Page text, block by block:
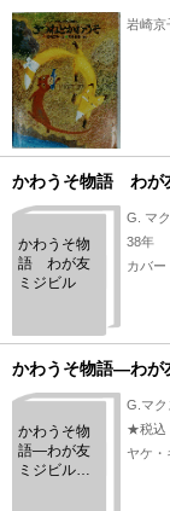
岩崎京
かわうそ物語 わが
かわうそ物
語 わが友
ミジビル
G. マ
38年
カバ
かわうそ物語―わが
かわうそ物
語―わが友
ミジビル
G.マ
★税
ヤケ・
し。